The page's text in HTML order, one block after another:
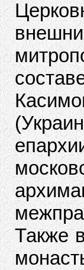
Также